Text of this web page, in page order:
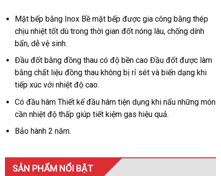
Mặt bếp bằng Inox Bề mặt bếp được gia công bằng thép
chịu nhiệt tốt dù trong thời gian đốt nóng lâu, chống dính
bẩn, dễ vệ sinh.
Đầu đốt bằng đồng thau có độ bền cao Đầu đốt được làm
bằng chất liệu đồng thau không bị rỉ sét và biến dạng khi
tiếp xúc với nhiệt độ cao.
Có đầu hâm Thiết kế đầu hâm tiện dụng khi nấu những món
cần nhiệt độ thấp giúp tiết kiệm gas hiệu quả.
Bảo hành 2 năm.
SẢN PHẨM NỔI BẬT